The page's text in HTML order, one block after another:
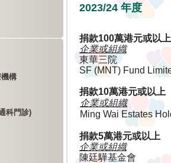
構
科門診)